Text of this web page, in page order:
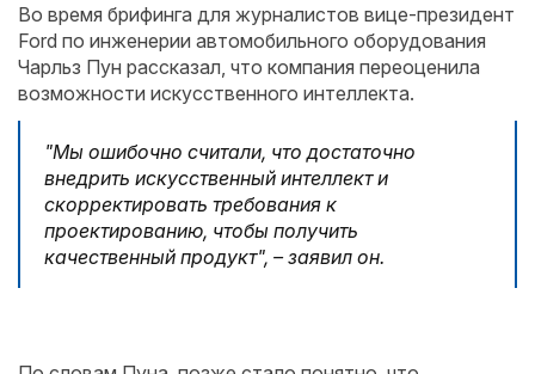
Во время брифинга для журналистов вице-президент
Ford по инженерии автомобильного оборудования
Чарльз Пун рассказал, что компания переоценила
возможности искусственного интеллекта.
"Мы ошибочно считали, что достаточно
внедрить искусственный интеллект и
скорректировать требования к
проектированию, чтобы получить
качественный продукт", – заявил он.